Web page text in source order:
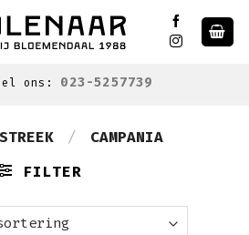
ons: 023-5257739
/
CAMPANIA
FILTER